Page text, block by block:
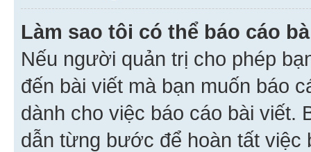
Làm sao tôi có thể báo cáo
Nếu người quản trị cho phép
đến bài viết mà bạn muốn báo
dành cho việc báo cáo bài viết.
dẫn từng bước để hoàn tất việc